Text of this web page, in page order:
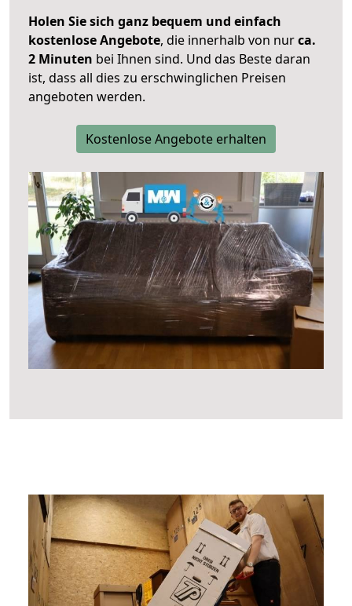
Holen Sie sich ganz bequem und einfach
kostenlose Angebote, die innerhalb von nurca.
2 Minuten bei Ihnen sind. Und das Beste daran
ist, dass all dies zu erschwinglichen Preisen
angeboten werden.
Kostenlose Angebote erhalten